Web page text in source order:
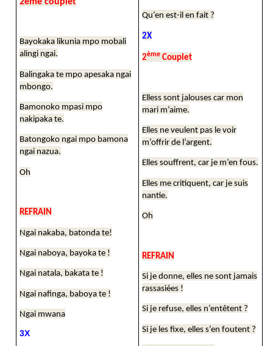
Bayokaka likunia mpo mobali
alingi ngai.
Balingaka te mpo apesaka ngai
mbongo.
Bamonoko mpasi mpo
nakipaka te.
Batongoko ngai mpo bamona
ngai nazua.
Oh
REFRAIN
Ngai nakaba, batonda te!
Ngai naboya, bayoka te !
Ngai natala, bakata te !
Ngai nafinga, baboya te !
Ngai mwana
3X
Qu’en est-il en fait ?
2X
2ème Couplet
Elless sont jalouses car mon
mari m’aime.
Elles ne veulent pas le voir
m’offrir de l’argent.
Elles souffrent, car je m’en fous.
Elles me critiquent, car je suis
nantie.
Oh
REFRAIN
Si je donne, elles ne sont jamais
rassasiées !
Si je refuse, elles n’entêtent ?
Si je les fixe, elles s’en foutent ?